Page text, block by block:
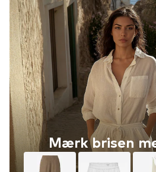
Mærk brisen